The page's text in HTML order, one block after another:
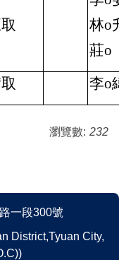
林o
莊o
李o
瀏覽數: 232
一段300號
District,Tyuan City,